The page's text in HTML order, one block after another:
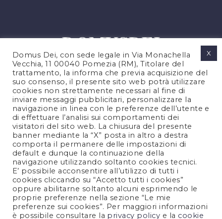
PRIVACY POLICY
COOKIES POLICY
LEGAL NOTES
CONTACTS
FOLLOW US
Domus Dei, con sede legale in Via Monachella
Vecchia, 11 00040 Pomezia (RM), Titolare del
trattamento, la informa che previa acquisizione del
suo consenso, il presente sito web potrà utilizzare
cookies non strettamente necessari al fine di
inviare messaggi pubblicitari, personalizzare la
navigazione in linea con le preferenze dell’utente e
di effettuare l’analisi sui comportamenti dei
visitatori del sito web. La chiusura del presente
banner mediante la “X” posta in altro a destra
comporta il permanere delle impostazioni di
default e dunque la continuazione della
navigazione utilizzando soltanto cookies tecnici.
E’ possibile acconsentire all’utilizzo di tutti i
cookies cliccando su “Accetto tutti i cookies”
oppure abilitarne soltanto alcuni esprimendo le
proprie preferenze nella sezione “Le mie
preferenze sui cookies”. Per maggiori informazioni
è possibile consultare la privacy policy e la cookie
X